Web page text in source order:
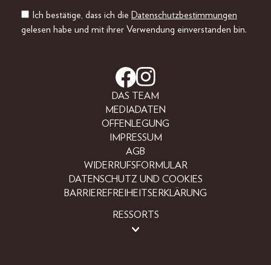
Ich bestätige, dass ich die Datenschutzbestimmungen
gelesen habe und mit ihrer Verwendung einverstanden bin.
DAS TEAM
MEDIADATEN
OFFENLEGUNG
IMPRESSUM
AGB
WIDERRUFSFORMULAR
DATENSCHUTZ UND COOKIES
BARRIEREFREIHEITSERKLÄRUNG
RESSORTS